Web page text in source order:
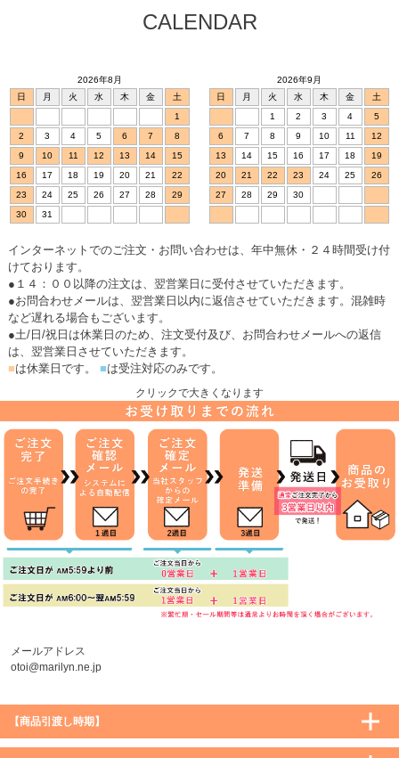
CALENDAR
2026年8月
日
月 火 水 木 金
土
1
2
3 4 5 6 7
8
9
10 11 12 13 14
15
16
17 18 19 20 21
22
23
24 25 26 27 28
29
30
31
2026年9月
日
月 火 水 木 金
土
1
2 3 4
5
6
7 8 9 10 11
12
13
14 15 16 17 18
19
20
21 22 23 24 25
26
27
28 29 30
インターネットでのご注文・お問い合わせは、年中無休・２４時間受け付
けております。
●１４：００以降の注文は、翌営業日に受付させていただきます。
●お問合わせメールは、翌営業日以内に返信させていただきます。混雑時
など遅れる場合もございます。
●土/日/祝日は休業日のため、注文受付及び、お問合わせメールへの返信
は、翌営業日させていただきます。
■は休業日です。 ■は受注対応のみです。
クリックで大きくなります
メールアドレス
otoi@marilyn.ne.jp
【商品引渡し時期】